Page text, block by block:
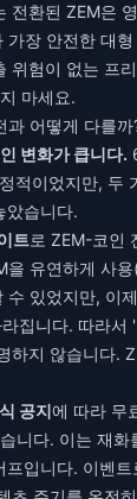
전환된 ZEM은
장 안전한 대
위험이 없는 프
마세요.
과 어떻게 다를까
변화가 큽니다.
적이었지만, 두
았습니다.
트로 ZEM-코인
을 유연하게 사
수 있었지만, 이
집니다. 따라서
하지 않습니다.
공지에 따라 무
니다. 이는 재화
입니다. 이벤